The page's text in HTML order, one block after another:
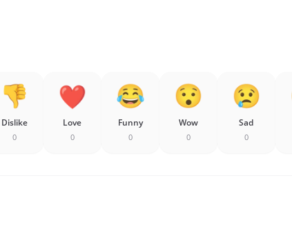
Dislike
0
Love
0
Funny
0
Wow
0
Sad
0